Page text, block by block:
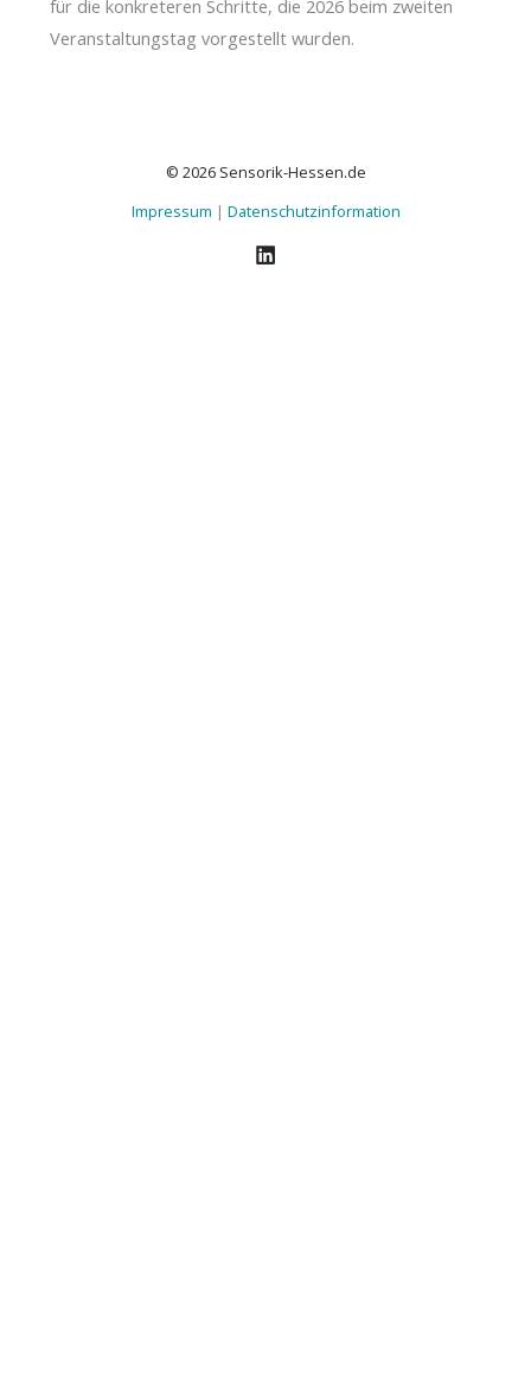
für die konkreteren Schritte, die 2026 beim zweiten
Veranstaltungstag vorgestellt wurden.
© 2026 Sensorik-Hessen.de
Impressum | Datenschutzinformation